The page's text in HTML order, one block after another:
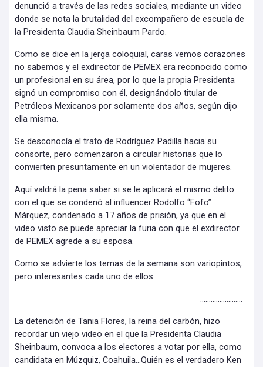
denunció a través de las redes sociales, mediante un video
donde se nota la brutalidad del excompañero de escuela de
la Presidenta Claudia Sheinbaum Pardo.
Como se dice en la jerga coloquial, caras vemos corazones
no sabemos y el exdirector de PEMEX era reconocido como
un profesional en su área, por lo que la propia Presidenta
signó un compromiso con él, designándolo titular de
Petróleos Mexicanos por solamente dos años, según dijo
ella misma.
Se desconocía el trato de Rodríguez Padilla hacia su
consorte, pero comenzaron a circular historias que lo
convierten presuntamente en un violentador de mujeres.
Aquí valdrá la pena saber si se le aplicará el mismo delito
con el que se condenó al influencer Rodolfo “Fofo”
Márquez, condenado a 17 años de prisión, ya que en el
video visto se puede apreciar la furia con que el exdirector
de PEMEX agrede a su esposa.
Como se advierte los temas de la semana son variopintos,
pero interesantes cada uno de ellos.
……………………
La detención de Tania Flores, la reina del carbón, hizo
recordar un viejo video en el que la Presidenta Claudia
Sheinbaum, convoca a los electores a votar por ella, como
candidata en Múzquiz, Coahuila…Quién es el verdadero Ken